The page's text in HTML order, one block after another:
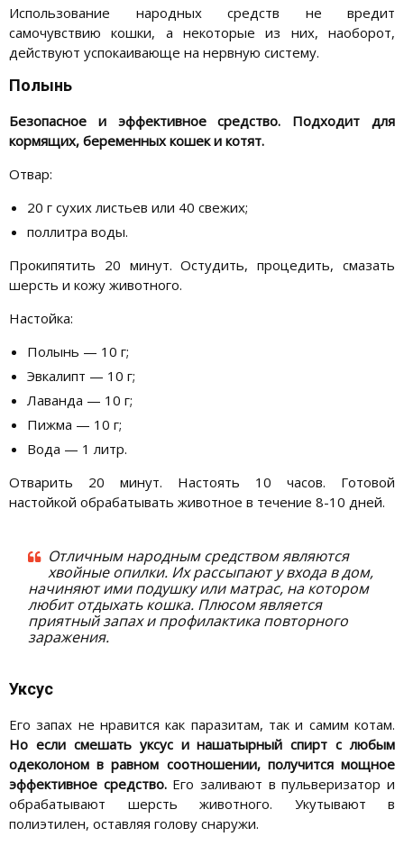
Использование народных средств не вредит
самочувствию кошки, а некоторые из них, наоборот,
действуют успокаивающе на нервную систему.
Полынь
Безопасное и эффективное средство. Подходит для
кормящих, беременных кошек и котят.
Отвар:
20 г сухих листьев или 40 свежих;
поллитра воды.
Прокипятить 20 минут. Остудить, процедить, смазать
шерсть и кожу животного.
Настойка:
Полынь — 10 г;
Эвкалипт — 10 г;
Лаванда — 10 г;
Пижма — 10 г;
Вода — 1 литр.
Отварить 20 минут. Настоять 10 часов. Готовой
настойкой обрабатывать животное в течение 8-10 дней.
Отличным народным средством являются
хвойные опилки. Их рассыпают у входа в дом,
начиняют ими подушку или матрас, на котором
любит отдыхать кошка. Плюсом является
приятный запах и профилактика повторного
заражения.
Уксус
Его запах не нравится как паразитам, так и самим котам.
Но если смешать уксус и нашатырный спирт с любым
одеколоном в равном соотношении, получится мощное
эффективное средство. Его заливают в пульверизатор и
обрабатывают шерсть животного. Укутывают в
полиэтилен, оставляя голову снаружи.